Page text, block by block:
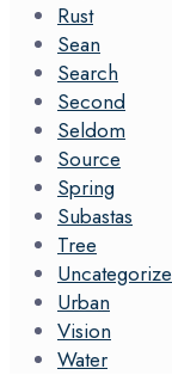
Rust
Sean
Search
Second
Seldom
Source
Spring
Subastas
Tree
Urban
Vision
Water